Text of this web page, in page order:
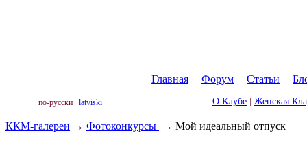
Главная Форум Статьи
по-русски latviski О Клубе Женская
ККМ-галереи → Фотоконкурсы → Мой идеальный отпуск